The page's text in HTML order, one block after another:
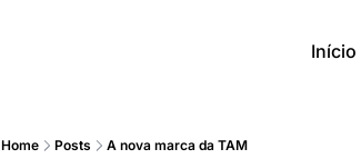
Início
Home Posts A nova marca da TAM